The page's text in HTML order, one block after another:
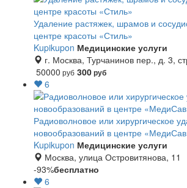
Удаление растяжек, шрамов и
центре красоты «Стиль»
Kupikupon Медицинские услуги
г. Москва, Турчанинов пер., д. 3,
50000 руб 300руб
6
Радиоволновое или хирургическое
новообразований в центре
Kupikupon Медицинские услуги
Москва, улица Островитянова, 11
-93%бесплатно
6